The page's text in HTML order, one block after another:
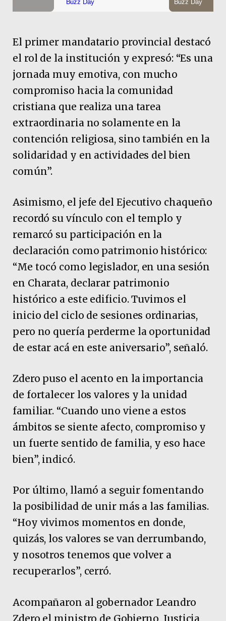
El primer mandatario provincial destacó
el rol de la institución y expresó: “Es una
jornada muy emotiva, con mucho
compromiso hacia la comunidad
cristiana que realiza una tarea
extraordinaria no solamente en la
contención religiosa, sino también en la
solidaridad y en actividades del bien
común”.
Asimismo, el jefe del Ejecutivo chaqueño
recordó su vínculo con el templo y
remarcó su participación en la
declaración como patrimonio histórico:
“Me tocó como legislador, en una sesión
en Charata, declarar patrimonio
histórico a este edificio. Tuvimos el
inicio del ciclo de sesiones ordinarias,
pero no quería perderme la oportunidad
de estar acá en este aniversario”, señaló.
Zdero puso el acento en la importancia
de fortalecer los valores y la unidad
familiar. “Cuando uno viene a estos
ámbitos se siente afecto, compromiso y
un fuerte sentido de familia, y eso hace
bien”, indicó.
Por último, llamó a seguir fomentando
la posibilidad de unir más a las familias.
“Hoy vivimos momentos en donde,
quizás, los valores se van derrumbando,
y nosotros tenemos que volver a
recuperarlos”, cerró.
Acompañaron al gobernador Leandro
Zdero el ministro de Gobierno, Justicia,